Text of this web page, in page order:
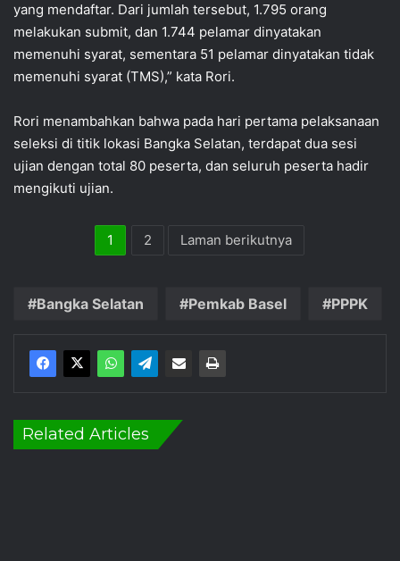
yang mendaftar. Dari jumlah tersebut, 1.795 orang
melakukan submit, dan 1.744 pelamar dinyatakan
memenuhi syarat, sementara 51 pelamar dinyatakan tidak
memenuhi syarat (TMS),” kata Rori.
Rori menambahkan bahwa pada hari pertama pelaksanaan
seleksi di titik lokasi Bangka Selatan, terdapat dua sesi
ujian dengan total 80 peserta, dan seluruh peserta hadir
mengikuti ujian.
1 2 Laman berikutnya
Bangka Selatan Pemkab Basel PPPK
Related Articles